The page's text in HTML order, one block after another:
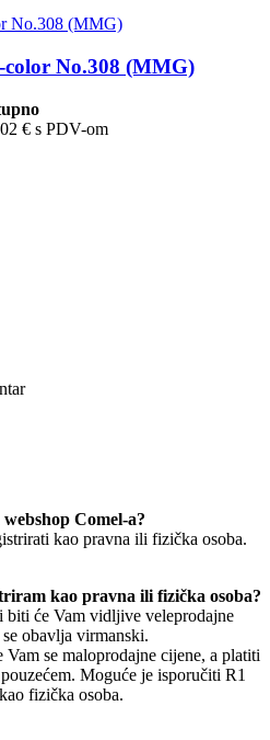
No.308 (MMG)
€ s PDV-om
Comel-a?
kao pravna ili fizička osoba.
kao pravna ili fizička osoba?
će Vam vidljive veleprodajne
obavlja virmanski.
se maloprodajne cijene, a platiti
Moguće je isporučiti R1
fizička osoba.